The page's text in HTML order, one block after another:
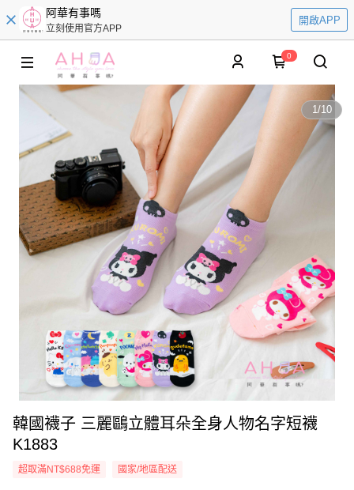
阿華有事嗎
立刻使用官方APP
開啟APP
0
1/10
韓國襪子 三麗鷗立體耳朵全身人物名字短襪
K1883
超取滿NT$688免運 國家/地區配送